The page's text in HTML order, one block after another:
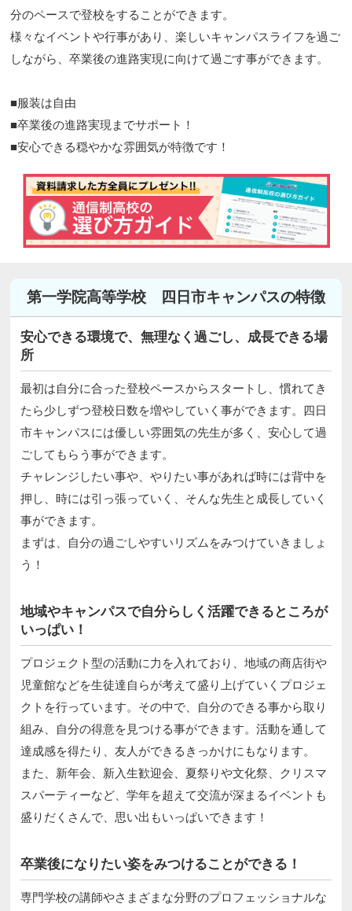
分のペースで登校をすることができます。
様々なイベントや行事があり、楽しいキャンパスライフを過ご
しながら、卒業後の進路実現に向けて過ごす事ができます。
■服装は自由
■卒業後の進路実現までサポート！
■安心できる穏やかな雰囲気が特徴です！
第一学院高等学校 四日市キャンパスの特徴
安心できる環境で、無理なく過ごし、成長できる場
所
最初は自分に合った登校ペースからスタートし、慣れてき
たら少しずつ登校日数を増やしていく事ができます。四日
市キャンパスには優しい雰囲気の先生が多く、安心して過
ごしてもらう事ができます。
チャレンジしたい事や、やりたい事があれば時には背中を
押し、時には引っ張っていく、そんな先生と成長していく
事ができます。
まずは、自分の過ごしやすいリズムをみつけていきましょ
う！
地域やキャンパスで自分らしく活躍できるところが
いっぱい！
プロジェクト型の活動に力を入れており、地域の商店街や
児童館などを生徒達自らが考えて盛り上げていくプロジェ
クトを行っています。その中で、自分のできる事から取り
組み、自分の得意を見つける事ができます。活動を通して
達成感を得たり、友人ができるきっかけにもなります。
また、新年会、新入生歓迎会、夏祭りや文化祭、クリスマ
スパーティーなど、学年を超えて交流が深まるイベントも
盛りだくさんで、思い出もいっぱいできます！
卒業後になりたい姿をみつけることができる！
専門学校の講師やさまざまな分野のプロフェッショナルな